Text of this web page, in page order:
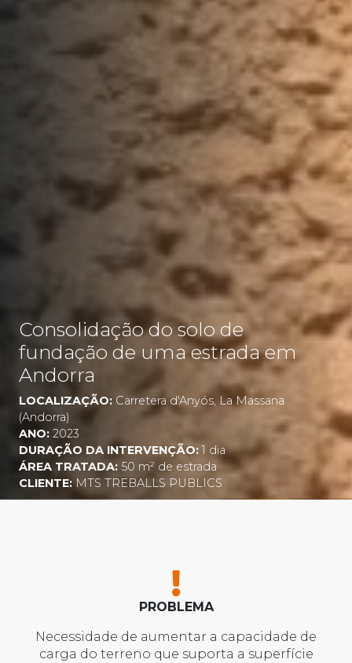
Consolidação do solo de
fundação de uma estrada em
Andorra
LOCALIZAÇÃO: Carretera d'Anyós, La Massana
(Andorra)
ANO: 2023
DURAÇÃO DA INTERVENÇÃO:1 dia
ÁREA TRATADA: 50 m² de estrada
CLIENTE: MTS TREBALLS PUBLICS
PROBLEMA
Necessidade de aumentar a capacidade de
carga do terreno que suporta a superfície